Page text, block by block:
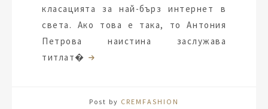
класацията за най-бърз интернет в
света. Ако това е така, то Антония
Петрова наистина заслужава
титлат�
Post by CREMFASHION